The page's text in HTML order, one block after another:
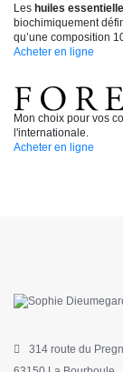
Les huiles
biochimiquement
qu’une composition
Acheter en ligne
Mon choix pour vos
l'internationale.
Acheter en ligne
314 route du